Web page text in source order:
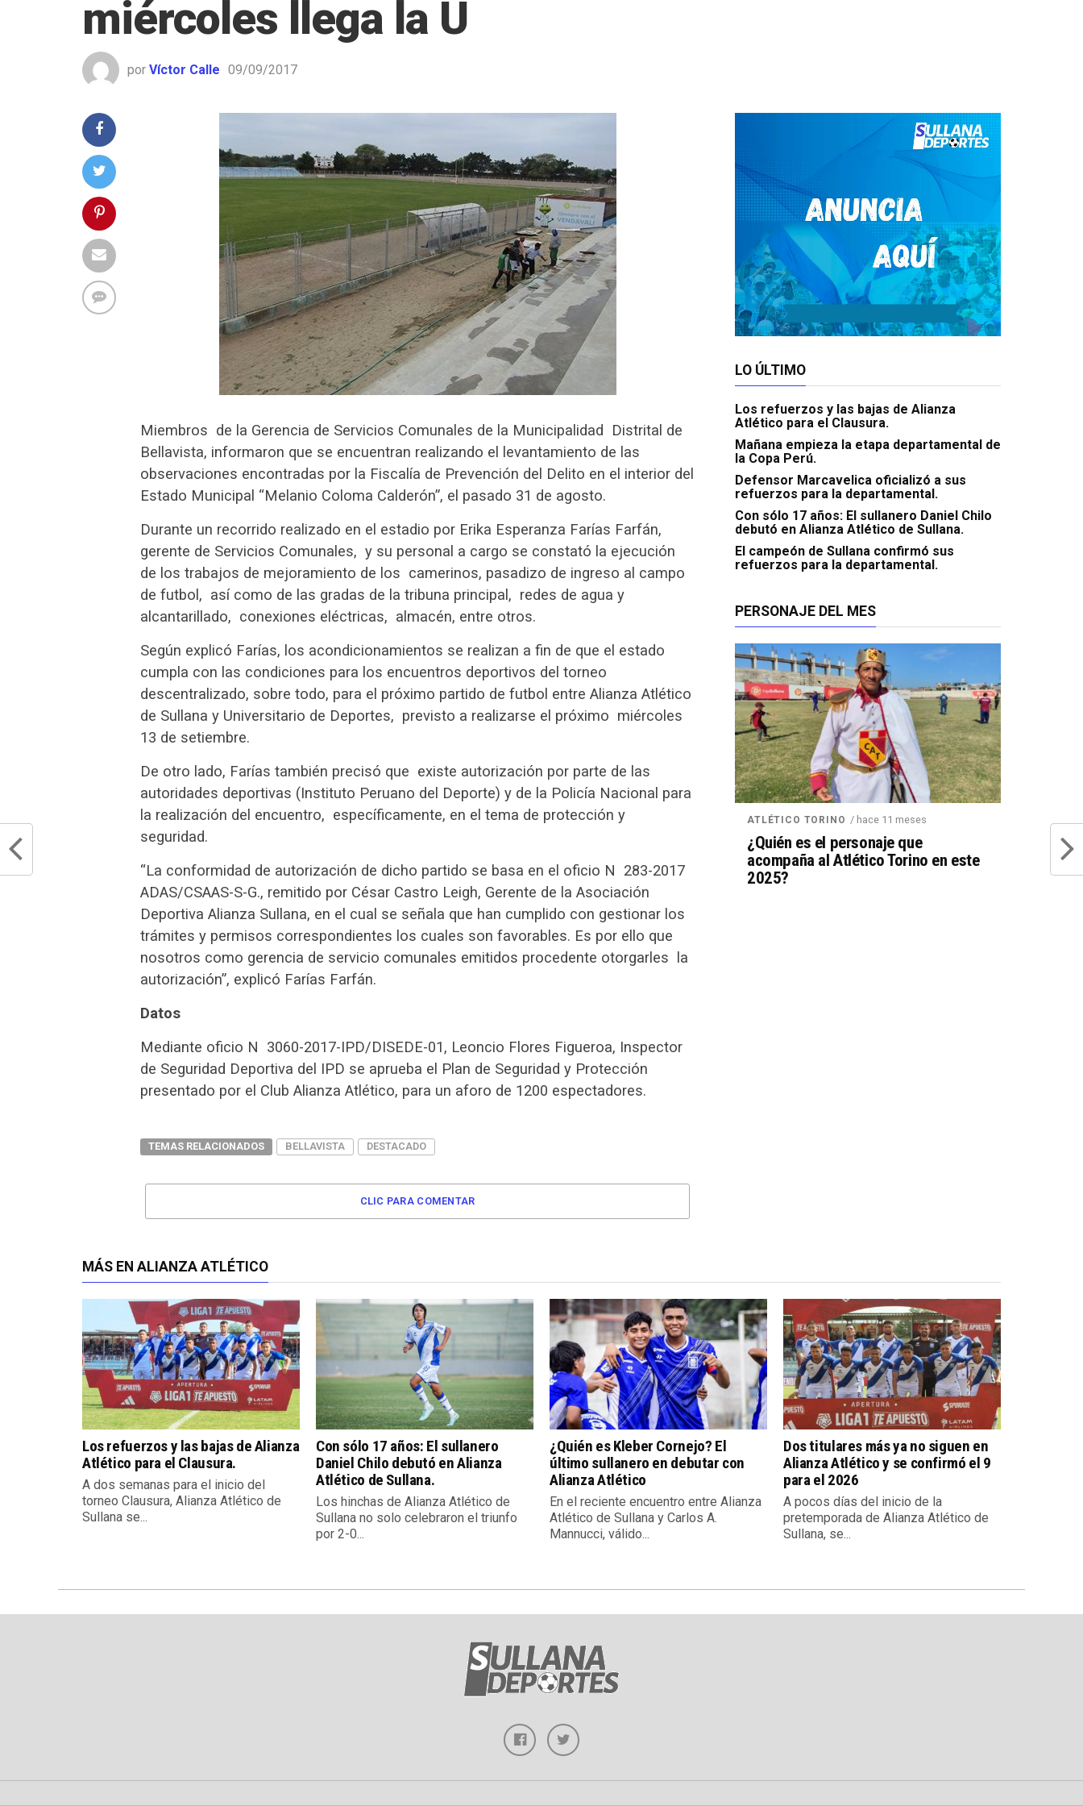
miércoles llega la U
por Víctor Calle 09/09/2017
Miembros de la Gerencia de Servicios Comunales de la Municipalidad Distrital de
Bellavista, informaron que se encuentran realizando el levantamiento de las
observaciones encontradas por la Fiscalía de Prevención del Delito en el interior del
Estado Municipal “Melanio Coloma Calderón”, el pasado 31 de agosto.
Durante un recorrido realizado en el estadio por Erika Esperanza Farías Farfán,
gerente de Servicios Comunales, y su personal a cargo se constató la ejecución
de los trabajos de mejoramiento de los camerinos, pasadizo de ingreso al campo
de futbol, así como de las gradas de la tribuna principal, redes de agua y
alcantarillado, conexiones eléctricas, almacén, entre otros.
Según explicó Farías, los acondicionamientos se realizan a fin de que el estado
cumpla con las condiciones para los encuentros deportivos del torneo
descentralizado, sobre todo, para el próximo partido de futbol entre Alianza Atlético
de Sullana y Universitario de Deportes, previsto a realizarse el próximo miércoles
13 de setiembre.
De otro lado, Farías también precisó que existe autorización por parte de las
autoridades deportivas (Instituto Peruano del Deporte) y de la Policía Nacional para
la realización del encuentro, específicamente, en el tema de protección y
seguridad.
“La conformidad de autorización de dicho partido se basa en el oficio N 283-2017
ADAS/CSAAS-S-G., remitido por César Castro Leigh, Gerente de la Asociación
Deportiva Alianza Sullana, en el cual se señala que han cumplido con gestionar los
trámites y permisos correspondientes los cuales son favorables. Es por ello que
nosotros como gerencia de servicio comunales emitidos procedente otorgarles la
autorización”, explicó Farías Farfán.
Datos
Mediante oficio N 3060-2017-IPD/DISEDE-01, Leoncio Flores Figueroa, Inspector
de Seguridad Deportiva del IPD se aprueba el Plan de Seguridad y Protección
presentado por el Club Alianza Atlético, para un aforo de 1200 espectadores.
TEMAS RELACIONADOS BELLAVISTA DESTACADO
CLIC PARA COMENTAR
LO ÚLTIMO
Los refuerzos y las bajas de Alianza
Atlético para el Clausura.
Mañana empieza la etapa departamental de
la Copa Perú.
Defensor Marcavelica oficializó a sus
refuerzos para la departamental.
Con sólo 17 años: El sullanero Daniel Chilo
debutó en Alianza Atlético de Sullana.
El campeón de Sullana confirmó sus
refuerzos para la departamental.
PERSONAJE DEL MES
ATLÉTICO TORINO / hace 11 meses
¿Quién es el personaje que
acompaña al Atlético Torino en este
2025?
MÁS EN ALIANZA ATLÉTICO
Los refuerzos y las bajas de Alianza
Atlético para el Clausura.
A dos semanas para el inicio del
torneo Clausura, Alianza Atlético de
Sullana se...
Con sólo 17 años: El sullanero
Daniel Chilo debutó en Alianza
Atlético de Sullana.
Los hinchas de Alianza Atlético de
Sullana no solo celebraron el triunfo
por 2-0...
¿Quién es Kleber Cornejo? El
último sullanero en debutar con
Alianza Atlético
En el reciente encuentro entre Alianza
Atlético de Sullana y Carlos A.
Mannucci, válido...
Dos titulares más ya no siguen en
Alianza Atlético y se confirmó el 9
para el 2026
A pocos días del inicio de la
pretemporada de Alianza Atlético de
Sullana, se...